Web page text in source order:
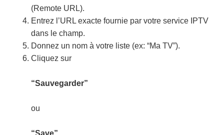
(Remote URL).
Entrez l’URL exacte fournie par votre service IPTV
dans le champ.
Donnez un nom à votre liste (ex: “Ma TV”).
Cliquez sur
“Sauvegarder”
ou